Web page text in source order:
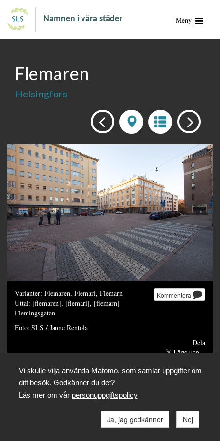
Namnen i våra städer Meny
Flemaren
Helsingfors
Kommentera
Varianter: Flemaren, Flemari, Flemarn
Uttal: [flemaren], [flemari], [flemarn]
Flemingsgatan
Foto: SLS / Janne Rentola
Dela
Vi skulle vilja använda Matomo, som samlar uppgifter om
ditt besök. Godkänner du det?
Läs mer om vår personuppgiftspolicy
Ja, jag godkänner Nej